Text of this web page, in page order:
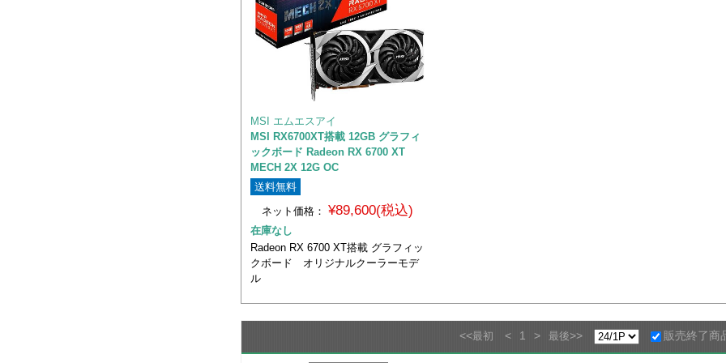
MSI エムエスアイ
MSI RX6700XT搭載 12GB グラフィ
ックボード Radeon RX 6700 XT
MECH 2X 12G OC
送料無料
ネット価格：
¥89,600(税込)
在庫なし
Radeon RX 6700 XT搭載 グラフィッ
クボード オリジナルクーラーモデ
ル
<<最初 < 1 > 最後>> 販売終了商